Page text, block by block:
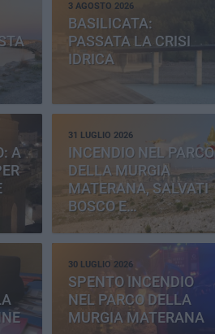
3 AGOSTO 2026
BASILICATA:
PASSATA LA CRISI
IDRICA
A
31 LUGLIO 2026
INCENDIO NEL PARCO
DELLA MURGIA
MATERANA, SALVATI
BOSCO E
CEMENTERIA
30 LUGLIO 2026
SPENTO INCENDIO
NEL PARCO DELLA
MURGIA MATERANA